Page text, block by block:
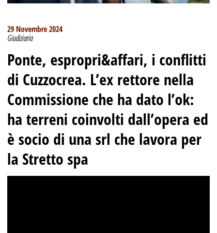
29 Novembre 2024
Giudiziaria
Ponte, espropri&affari, i conflitti
di Cuzzocrea. L’ex rettore nella
Commissione che ha dato l’ok:
ha terreni coinvolti dall’opera ed
è socio di una srl che lavora per
la Stretto spa